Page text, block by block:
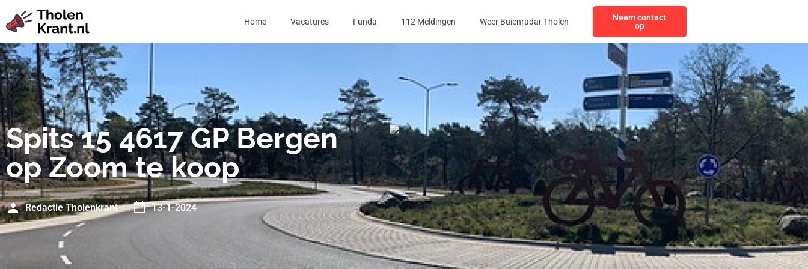
Home Vacatures Funda 112 Meldingen Weer Buienradar Tholen
Neem contact
op
Spits 15 4617 GP Bergen
op Zoom te koop
Redactie Tholenkrant 13-1-2024